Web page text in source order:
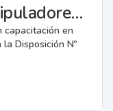
Capacitadores de Manipuladores de Alimentos.
capacitación en
Disposición Nº